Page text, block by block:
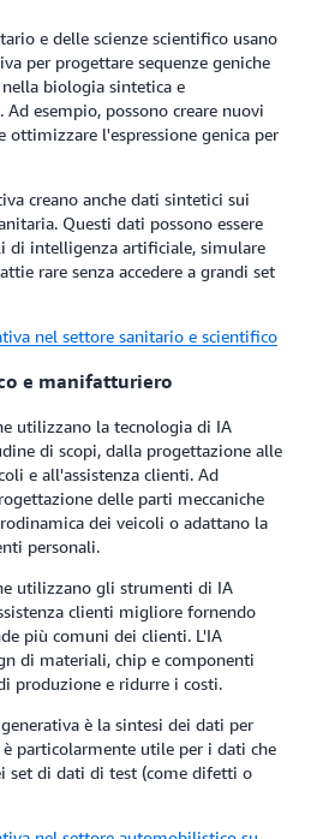
e delle scienze scientifico usano
per progettare sequenze geniche
biologia sintetica e
esempio, possono creare nuovi
ottimizzare l'espressione genica per
creano anche dati sintetici sui
Questi dati possono essere
di intelligenza artificiale, simulare
rare senza accedere a grandi set
nel settore sanitario e scientifico
e manifatturiero
utilizzano la tecnologia di IA
di scopi, dalla progettazione alle
e all'assistenza clienti. Ad
delle parti meccaniche
dei veicoli o adattano la
personali.
utilizzano gli strumenti di IA
clienti migliore fornendo
più comuni dei clienti. L'IA
di materiali, chip e componenti
produzione e ridurre i costi.
è la sintesi dei dati per
particolarmente utile per i dati che
set di dati di test (come difetti o